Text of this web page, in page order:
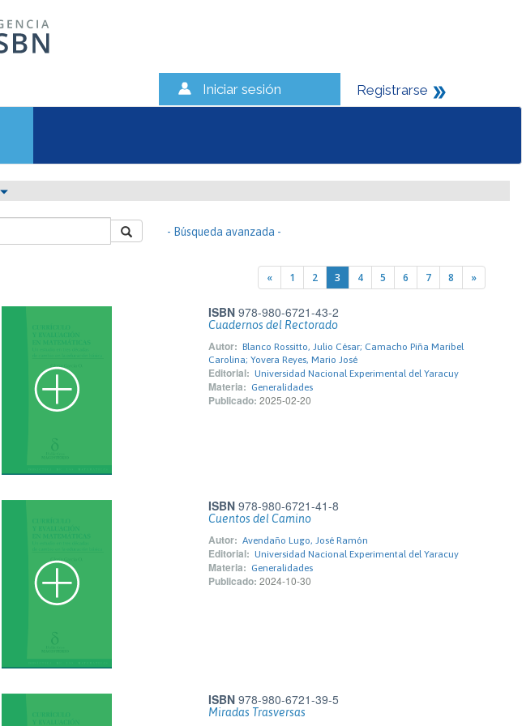
Iniciar sesión Registrarse
- Búsqueda avanzada -
« 1 2 3 4 5 6 7 8 »
ISBN 978-980-6721-43-2
Cuadernos del Rectorado
Autor: Blanco Rossitto, Julio César; Camacho Piña Maribel
Carolina; Yovera Reyes, Mario José
Editorial: Universidad Nacional Experimental del Yaracuy
Materia: Generalidades
Publicado: 2025-02-20
ISBN 978-980-6721-41-8
Cuentos del Camino
Autor: Avendaño Lugo, José Ramón
Editorial: Universidad Nacional Experimental del Yaracuy
Materia: Generalidades
Publicado: 2024-10-30
ISBN 978-980-6721-39-5
Miradas Trasversas